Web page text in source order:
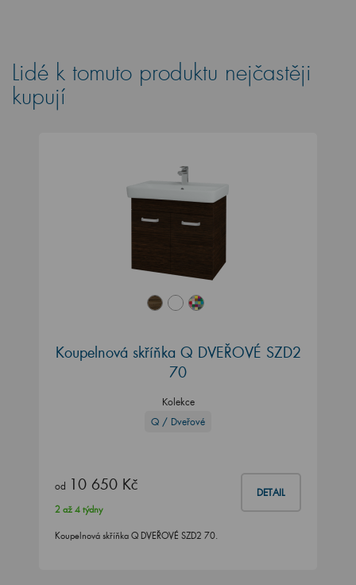
Lidé k tomuto produktu nejčastěji
kupují
Koupelnová skříňka Q DVEŘOVÉ SZD2
70
Kolekce
Q / Dveřové
od 10 650 Kč DETAIL
2 až 4 týdny
Koupelnová skříňka Q DVEŘOVÉ SZD2 70.